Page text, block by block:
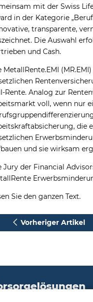
mit der Swiss
in der Kategorie
transparente,
Die Auswahl
und Cash.
MetallRente.EMI
Rente. Analog zur
voll, wenn nur
die
und sie wirksam
Jury der Financial
Sie den ganzen Text.
Vorheriger Artikel